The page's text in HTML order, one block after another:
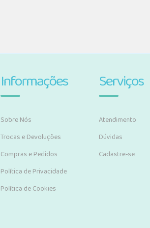
Informações
Sobre Nós
Trocas e Devoluções
Compras e Pedidos
Política de Privacidade
Política de Cookies
Serviços
Atendimento
Dúvidas
Cadastre-se